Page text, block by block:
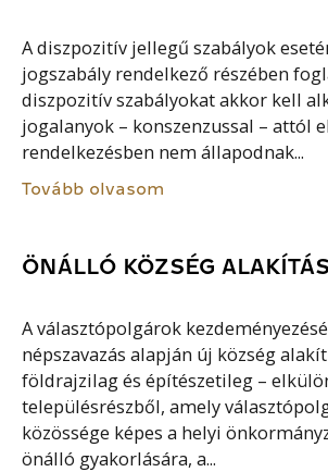
A diszpozitív jellegű szabályok
jogszabály rendelkező részében
diszpozitív szabályokat akkor kell
jogalanyok – konszenzussal – attól
rendelkezésben nem állapodnak...
Tovább olvasom
ÖNÁLLÓ KÖZSÉG
A választópolgárok
népszavazás alapján új község
földrajzilag és építészetileg –
településrészből, amely
közössége képes a helyi
önálló gyakorlására, a...